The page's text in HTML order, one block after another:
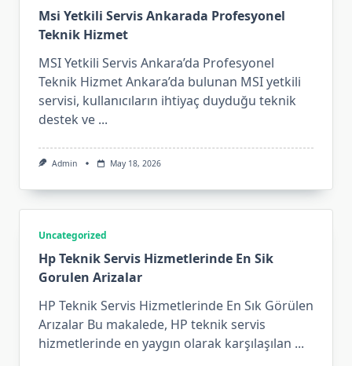
Msi Yetkili Servis Ankarada Profesyonel
Teknik Hizmet
MSI Yetkili Servis Ankara’da Profesyonel
Teknik Hizmet Ankara’da bulunan MSI yetkili
servisi, kullanıcıların ihtiyaç duyduğu teknik
destek ve ...
Admin May 18, 2026
Uncategorized
Hp Teknik Servis Hizmetlerinde En Sik
Gorulen Arizalar
HP Teknik Servis Hizmetlerinde En Sık Görülen
Arızalar Bu makalede, HP teknik servis
hizmetlerinde en yaygın olarak karşılaşılan ...